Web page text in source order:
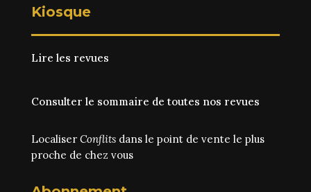
Kiosque
Lire les revues
Consulter le sommaire de toutes nos revues
Localiser Conflitsdans le point de vente le plus
proche de chez vous